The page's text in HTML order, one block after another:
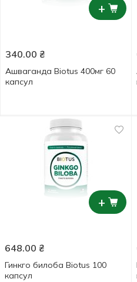
+
340.00 ₴
Ашваганда Biotus 400мг 60
капсул
+
648.00 ₴
Гинкго билоба Biotus 100
капсул